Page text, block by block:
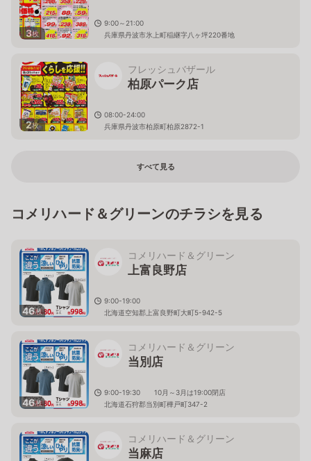
3枚
9:00～21:00
兵庫県丹波市氷上町稲継字八ヶ坪220番地
2枚
フレッシュバザール
柏原パーク店
08:00-24:00
兵庫県丹波市柏原町柏原2872-1
すべて見る
コメリハード＆グリーンのチラシを見る
46枚
コメリハード＆グリーン
上富良野店
9:00-19:00
北海道空知郡上富良野町大町5-942-5
46枚
コメリハード＆グリーン
当別店
9:00-19:30 10月～3月は19:00閉店
北海道石狩郡当別町樺戸町347-2
コメリハード＆グリーン
当麻店